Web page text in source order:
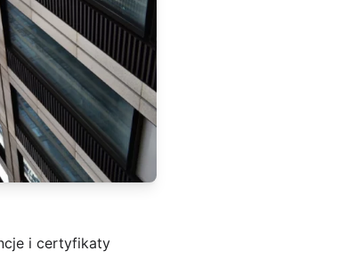
i certyfikaty